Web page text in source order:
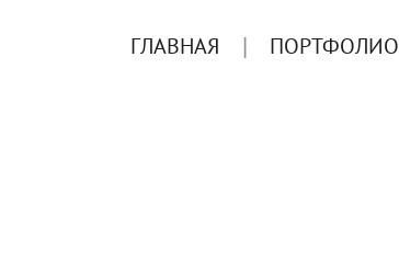
ГЛАВНАЯ ПОРТФОЛИО